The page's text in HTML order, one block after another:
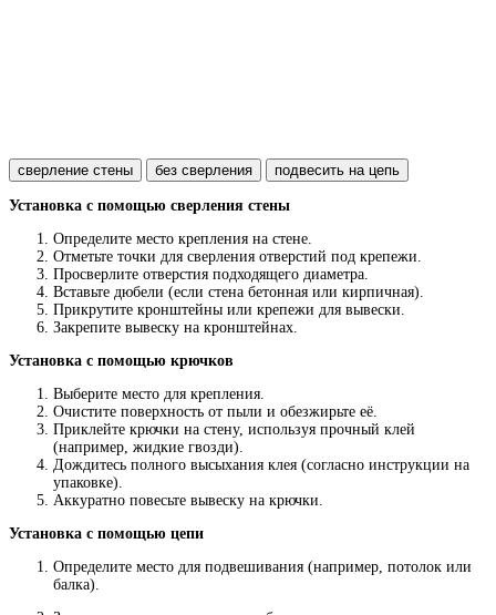
сверление стены без сверления подвесить на цепь
Установка с помощью сверления стены
Определите место крепления на стене.
Отметьте точки для сверления отверстий под крепежи.
Просверлите отверстия подходящего диаметра.
Вставьте дюбели (если стена бетонная или кирпичная).
Прикрутите кронштейны или крепежи для вывески.
Закрепите вывеску на кронштейнах.
Установка с помощью крючков
Выберите место для крепления.
Очистите поверхность от пыли и обезжирьте её.
Приклейте крючки на стену, используя прочный клей
(например, жидкие гвозди).
Дождитесь полного высыхания клея (согласно инструкции на
упаковке).
Аккуратно повесьте вывеску на крючки.
Установка с помощью цепи
Определите место для подвешивания (например, потолок или
балка).